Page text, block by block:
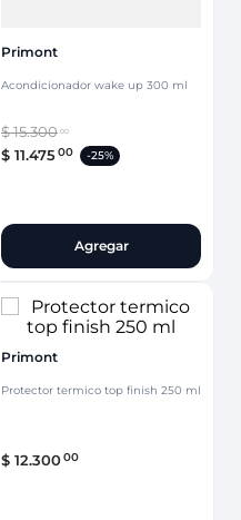
Primont
Acondicionador wake up 300 ml
$15.300 00
$ 11.47500 -25%
Agregar
Primont
Protector termico top finish 250 ml
$ 12.30000